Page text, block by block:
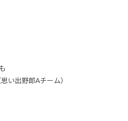
い出野郎Aチーム）